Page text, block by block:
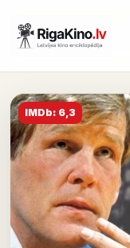
IMDb: 6,3